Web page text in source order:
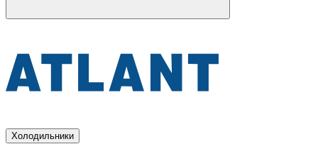
Холодильники